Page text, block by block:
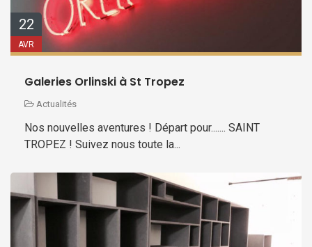
22
AVR
Galeries Orlinski à St Tropez
Actualités
Nos nouvelles aventures ! Départ pour....... SAINT
TROPEZ ! Suivez nous toute la...